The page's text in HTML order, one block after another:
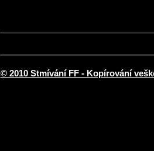
© 2010 Stmívání FF - Kopírování